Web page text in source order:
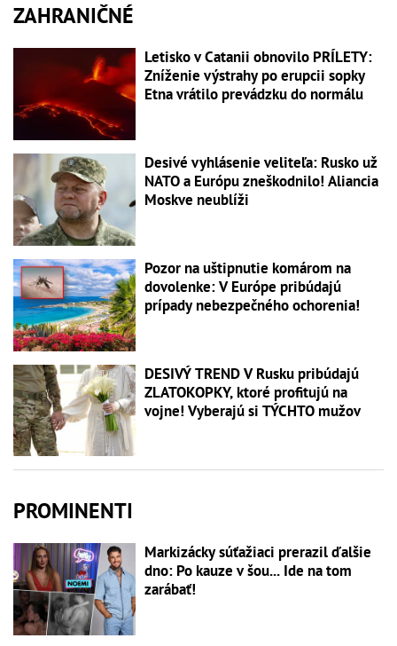
ZAHRANIČNÉ
Letisko v Catanii obnovilo PRÍLETY:
Zníženie výstrahy po erupcii sopky
Etna vrátilo prevádzku do normálu
Desivé vyhlásenie veliteľa: Rusko už
NATO a Európu zneškodnilo! Aliancia
Moskve neublíži
Pozor na uštipnutie komárom na
dovolenke: V Európe pribúdajú
prípady nebezpečného ochorenia!
DESIVÝ TREND V Rusku pribúdajú
ZLATOKOPKY, ktoré profitujú na
vojne! Vyberajú si TÝCHTO mužov
PROMINENTI
Markizácky súťažiaci prerazil ďalšie
dno: Po kauze v šou... Ide na tom
zarábať!